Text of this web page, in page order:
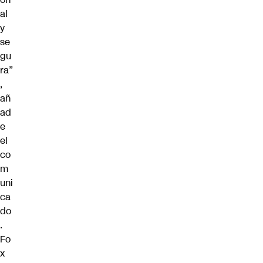
al
y
se
gu
ra”
,
añ
ad
e
el
co
m
uni
ca
do
.
Fo
x